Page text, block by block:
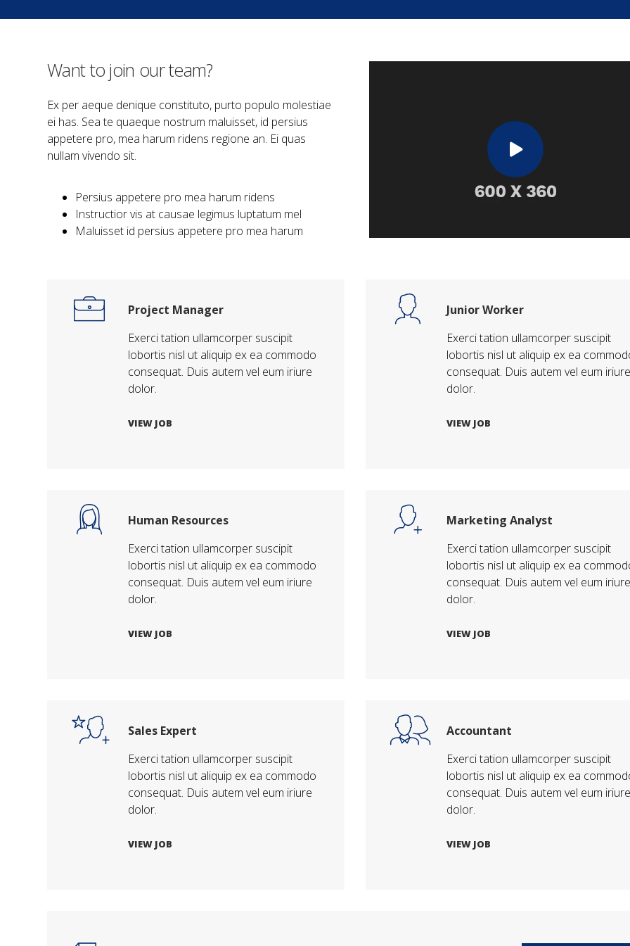
Want to join our team?
Ex per aeque denique constituto, purto populo molestiae
ei has. Sea te quaeque nostrum maluisset, id persius
appetere pro, mea harum ridens regione an. Ei quas
nullam vivendo sit.
Persius appetere pro mea harum ridens
Instructior vis at causae legimus luptatum mel
Maluisset id persius appetere pro mea harum
Project Manager
Exerci tation ullamcorper suscipit
lobortis nisl ut aliquip ex ea commodo
consequat. Duis autem vel eum iriure
dolor.
VIEW JOB
Junior Worker
Exerci tation ullamcorper suscipit
lobortis nisl ut aliquip ex ea
consequat. Duis autem vel eum iriure
dolor.
VIEW JOB
Human Resources
Exerci tation ullamcorper suscipit
lobortis nisl ut aliquip ex ea commodo
consequat. Duis autem vel eum iriure
dolor.
VIEW JOB
Marketing Analyst
Exerci tation ullamcorper suscipit
lobortis nisl ut aliquip ex ea
consequat. Duis autem vel eum iriure
dolor.
VIEW JOB
Sales Expert
Exerci tation ullamcorper suscipit
lobortis nisl ut aliquip ex ea commodo
consequat. Duis autem vel eum iriure
dolor.
VIEW JOB
Accountant
Exerci tation ullamcorper suscipit
lobortis nisl ut aliquip ex ea
consequat. Duis autem vel eum iriure
dolor.
VIEW JOB